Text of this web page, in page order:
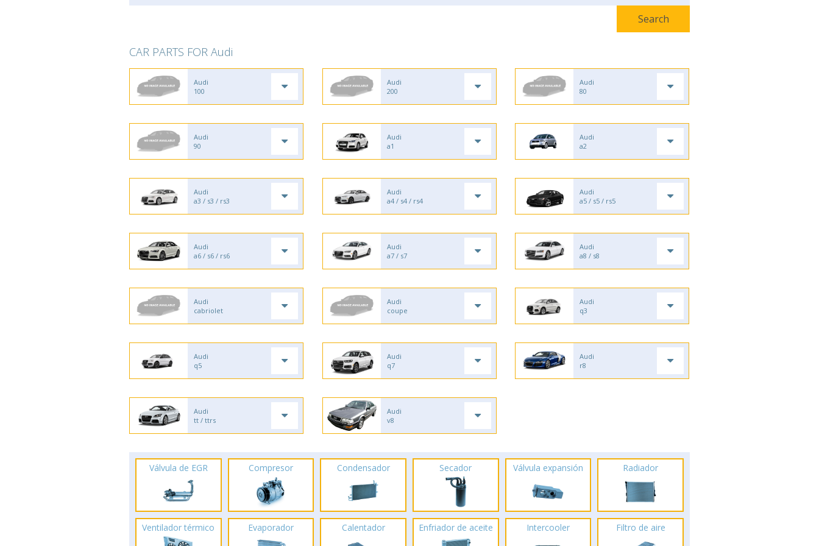
CAR PARTS FOR Audi
Audi
100
Audi
200
Audi
80
Audi
90
Audi
a1
Audi
a2
Audi
a3 / s3 / rs3
Audi
a4 / s4 / rs4
Audi
a5 / s5 / rs5
Audi
a6 / s6 / rs6
Audi
a7 / s7
Audi
a8 / s8
Audi
cabriolet
Audi
coupe
Audi
q3
Audi
q5
Audi
q7
Audi
r8
Audi
tt / ttrs
Audi
v8
Válvula de EGR Compresor Condensador Secador Válvula expansión Radiador
Ventilador térmico Evaporador Calentador Enfriador de aceite Intercooler Filtro de aire